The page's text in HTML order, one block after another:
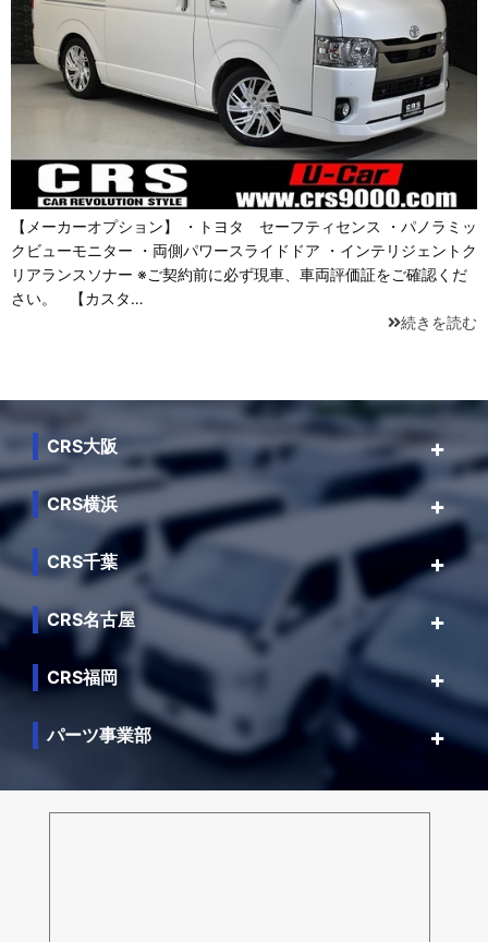
【メーカーオプション】 ・トヨタ セーフティセンス ・パノラミッ
クビューモニター ・両側パワースライドドア ・インテリジェントク
リアランスソナー ※ご契約前に必ず現車、車両評価証をご確認くだ
さい。 【カスタ…
続きを読む
CRS大阪
CRS横浜
CRS千葉
CRS名古屋
CRS福岡
パーツ事業部